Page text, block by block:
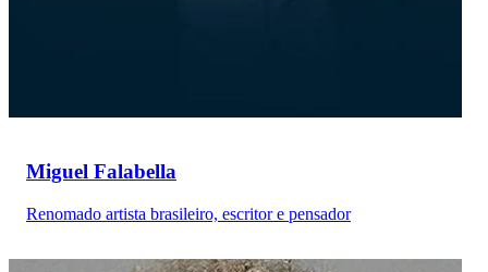
Miguel Falabella
Renomado artista brasileiro, escritor e pensador